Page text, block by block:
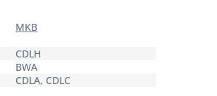
MKB
CDLH
BWA
CDLA, CDLC